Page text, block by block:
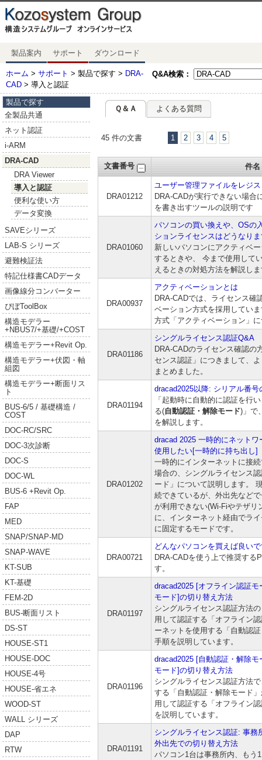
製品案内 サポート ダウンロード
Q&A検索：
ホーム > サポート > 製品で探す > DRA-
CAD > 導入と認証
製品で探す
全製品共通
ネット認証
i-ARM
DRA-CAD
DRA Viewer
導入と認証
便利な使い方
データ変換
SAVEシリーズ
LAB-S シリーズ
避難検証法
特記仕様書CADデータ
画像線分コンバーター
ぴぼToolBox
構造モデラー
+NBUS7/+基礎/+COST
構造モデラー+Revit Op.
構造モデラー+伏図・軸
組図
構造モデラー+断面リス
ト
BUS-6/5 / 基礎構造 /
COST
DOC-RC/SRC
DOC-3次診断
DOC-S
DOC-WL
BUS-6 +Revit Op.
FAP
MED
SNAP/SNAP-MD
SNAP-WAVE
KT-SUB
KT-基礎
FEM-2D
BUS-断面リスト
DS-ST
HOUSE-ST1
HOUSE-DOC
HOUSE-4号
HOUSE-省エネ
WOOD-ST
WALL シリーズ
DAP
RTW
Ｑ＆Ａ よくある質問
45 件の文書 1 2 3 4 5
文書番号 件名
DRA01212
ユーザー管理ファイルをレジ
DRA-CADが実行できない場合
を書き出すツールの説明です
DRA01060
パソコンの買い換えや、OSの
ションライセンスはどうなり
新しいパソコンにアクティベ
するときや、 今まで使用して
えるときの対処方法を解説し
DRA00937
アクティベーションとは
DRA-CADでは、ライセンス確
ベーション方式を採用してい
方式「アクティベーション」
DRA01186
シングルライセンス認証Q&A
DRA-CADのライセンス確認の
センス認証」につきまして、
まとめました。
DRA01194
dracad2025以降: シリアル番号
「起動時に自動的に認証を行
る(自動認証・解除モード)」で
を解説します。
DRA01202
dracad 2025 一時的にネット
使用したい[一時的に持ち出し]
一時的にインターネットに接
場合の、シングルライセンス
ード」について説明します。
続できているが、外出先など
が利用できない(Wi-Fiやテザリ
に、インターネット経由でラ
に固定するモードです。
DRA00721
どんなパソコンを買えば良い
DRA-CADを使う上で推奨する
す。
DRA01197
dracad2025 [オフライン認証
モード]の切り替え方法
シングルライセンス認証方法
用して認証する「オフライン
ーネットを使用する「自動認
手順を説明しています。
DRA01196
dracad2025 [自動認証・解除
モード]の切り替え方法
シングルライセンス認証方法
する「自動認証・解除モード
用して認証する「オフライン
を説明しています。
DRA01191
シングルライセンス認証: 事務
外出先での切り替え方法
パソコン1台は事務所内、もう